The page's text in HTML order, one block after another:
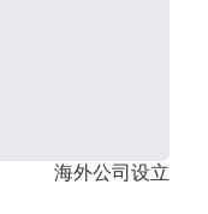
海外公司设立